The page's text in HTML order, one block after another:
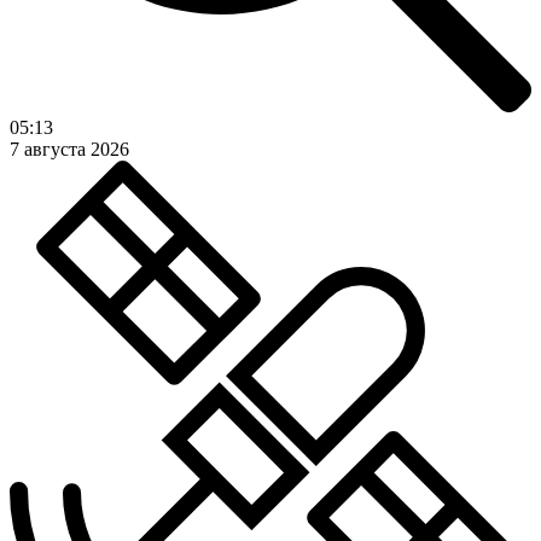
05:13
7 августа 2026